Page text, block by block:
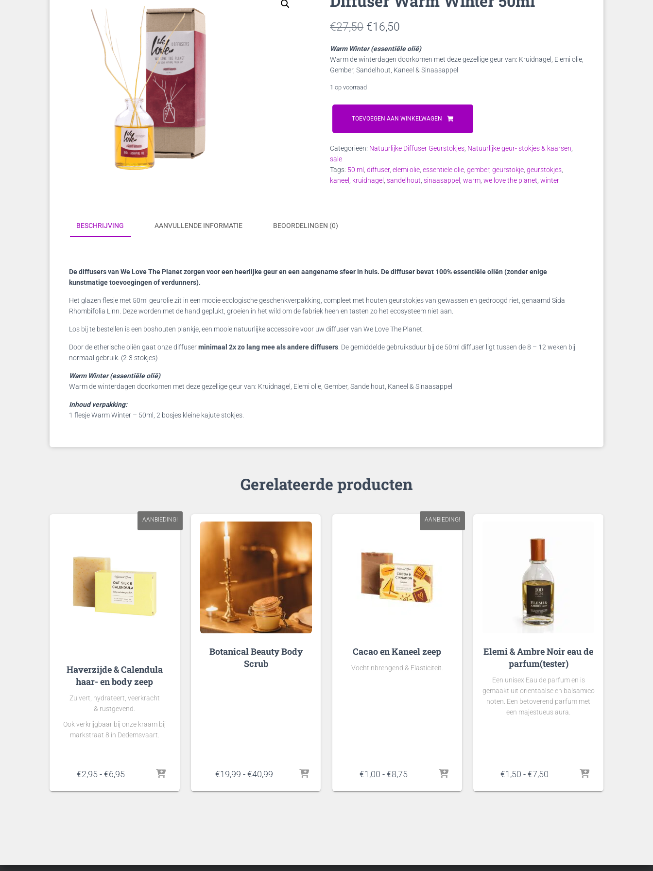
€27,50 Oorspronkelijke
prijs
was:
€16,50
prijs
is:
Warm Winter (essentiële olië)
Warm de winterdagen doorkomen met deze gezellige geur van: Kruidnagel, Elemi olie,
Gember, Sandelhout, Kaneel & Sinaasappel
1 op voorraad
Diffuser
aantal
TOEVOEGEN AAN WINKELWAGEN
Categorieën: Natuurlijke Diffuser Geurstokjes Natuurlijke geur- stokjes & kaarsen
sale
Tags: 50 ml diffuser, elemi olie essentiele olie gember, geurstokje geurstokjes
kaneel
kruidnagel sandelhout sinaasappel warm we love the planet winter
BESCHRIJVING AANVULLENDE INFORMATIE BEOORDELINGEN (0)
De diffusers van We Love The Planet zorgen voor een heerlijke geur en een aangename sfeer in huis. De diffuser bevat 100% essentiële oliën (zonder enige
kunstmatige toevoegingen of verdunners).
Het glazen flesje met 50ml geurolie zit in een mooie ecologische geschenkverpakking, compleet met houten geurstokjes van gewassen en gedroogd riet, genaamd Sida
Rhombifolia Linn. Deze worden met de hand geplukt, groeien in het wild om de fabriek heen en tasten zo het ecosysteem niet aan.
Los bij te bestellen is een boshouten plankje, een mooie natuurlijke accessoire voor uw diffuser van We Love The Planet.
Door de etherische oliën gaat onze diffuserminimaal 2x zo lang mee als andere diffusers . De gemiddelde gebruiksduur bij de 50ml diffuser ligt tussen de 8 – 12 weken bij
normaal gebruik. (2-3 stokjes)
Warm Winter (essentiële olië)
Warm de winterdagen doorkomen met deze gezellige geur van: Kruidnagel, Elemi olie, Gember, Sandelhout, Kaneel & Sinaasappel
Inhoud verpakking:
1 flesje Warm Winter – 50ml, 2 bosjes kleine kajute stokjes.
Gerelateerde producten
AANBIEDING!
Haverzijde & Calendula
haar- en body zeep
Zuivert, hydrateert, veerkracht
& rustgevend.
Ook verkrijgbaar bij onze kraam bij
markstraat 8 in Dedemsvaart.
€2,95 - €6,95Prijsklasse:
tot
Botanical Beauty Body
Scrub
€19,99 -€40,99Prijsklasse:
tot
AANBIEDING!
Cacao en Kaneel zeep
Vochtinbrengend & Elasticiteit.
€1,00 - €8,75Prijsklasse:
tot
Elemi & Ambre Noir eau de
parfum(tester)
Een unisex Eau de parfum en is
gemaakt uit orientaalse en balsamico
noten. Een betoverend parfum met
een majestueus aura.
€1,50 - €7,50 Prijsklasse:
tot